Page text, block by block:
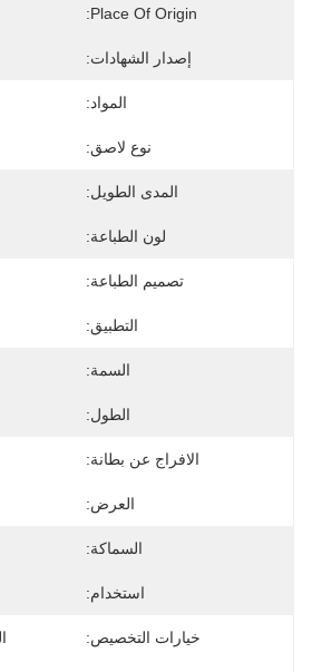
Place Of Origin:
إصدار الشهادات:
المواد:
نوع لاصق:
المدى الطويل:
لون الطباعة:
تصميم الطباعة:
التطبيق:
السمة:
الطول:
الافراج عن بطانة:
العرض:
السماكة:
استخدام:
خيارات التخصيص: